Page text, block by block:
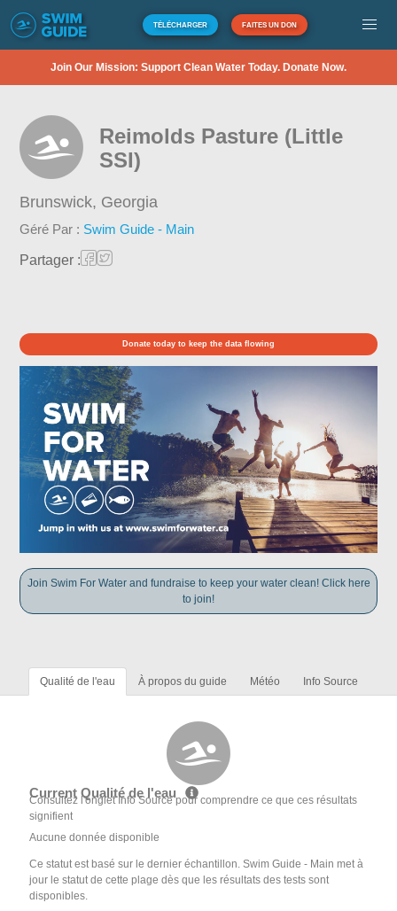
TÉLÉCHARGER FAITES UN DON
Join Our Mission: Support Clean Water Today. Donate Now.
Reimolds Pasture (Little
SSI)
Brunswick, Georgia
Géré Par : Swim Guide - Main
Partager :
Donate today to keep the data flowing
Join Swim For Water and fundraise to keep your water clean! Click here
to join!
Qualité de l'eau À propos du guide Météo Info Source
Current Qualité de l'eau
Consultez l'onglet Info Source pour comprendre ce que ces résultats
signifient
Aucune donnée disponible
Ce statut est basé sur le dernier échantillon. Swim Guide - Main met à
jour le statut de cette plage dès que les résultats des tests sont
disponibles.